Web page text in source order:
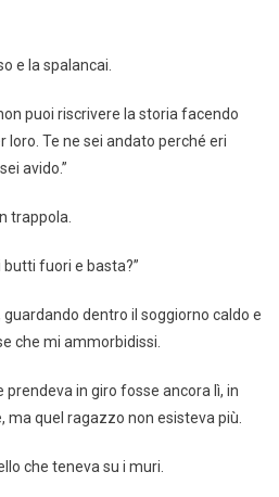
e la spalancai.
puoi riscrivere la storia facendo
Te ne sei andato perché eri
avido.”
trappola.
butti fuori e basta?”
dentro il soggiorno caldo e
che mi ammorbidissi.
prendeva in giro fosse ancora lì, in
ma quel ragazzo non esisteva più.
che teneva su i muri.